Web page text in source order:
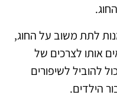
לתת משוב על החוג,
אותו לצרכים של
להוביל לשיפורים
הילדים.